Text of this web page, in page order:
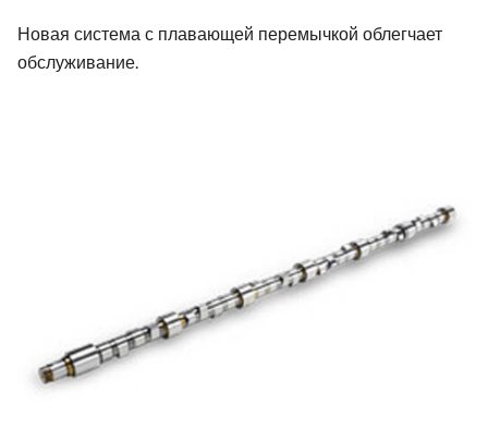
Новая система с плавающей перемычкой облегчает
обслуживание.